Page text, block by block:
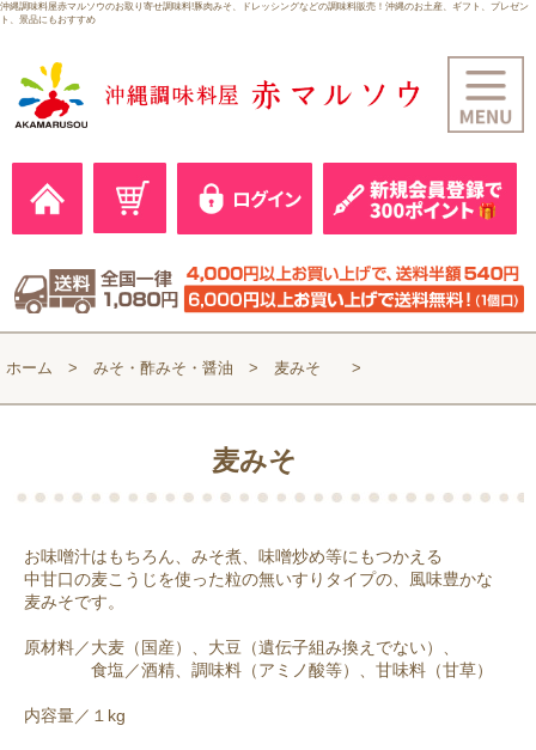
沖縄調味料屋赤マルソウのお取り寄せ調味料!豚肉みそ、ドレッシングなどの調味料販売！沖縄のお土産、ギフト、プレゼン
ト、景品にもおすすめ
ホーム みそ・酢みそ・醤油 麦みそ
麦みそ
お味噌汁はもちろん、みそ煮、味噌炒め等にもつかえる
中甘口の麦こうじを使った粒の無いすりタイプの、風味豊かな
麦みそです。
原材料／大麦（国産）、大豆（遺伝子組み換えでない）、
食塩／酒精、調味料（アミノ酸等）、甘味料（甘草）
内容量／１kg